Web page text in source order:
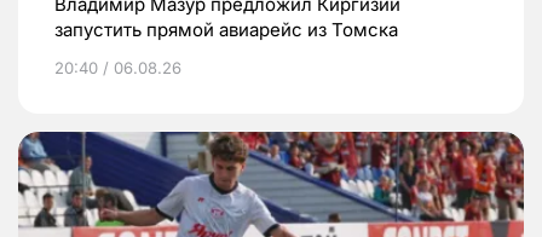
запустить прямой авиарейс из Томска
20:40 / 06.08.26